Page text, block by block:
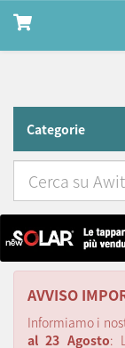
Categorie
Awitalia
AVVISO
Informiamo i
al 23 Agosto: